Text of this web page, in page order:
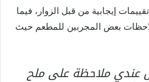
إيجابية من قبل الزوار، فيما
بعض المجربين للمطعم حيث
عندي ملاحظة على ملح